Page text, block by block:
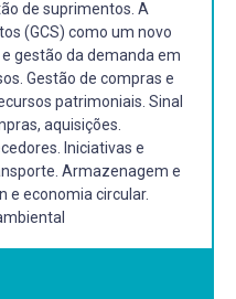
de suprimentos. A
(GCS) como um novo
gestão da demanda em
Gestão de compras e
patrimoniais. Sinal
aquisições.
Iniciativas e
Armazenagem e
e economia circular.